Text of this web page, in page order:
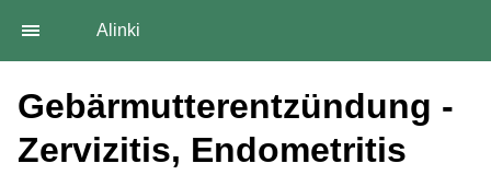
Alinki
Gebärmutterentzündung -
Zervizitis, Endometritis